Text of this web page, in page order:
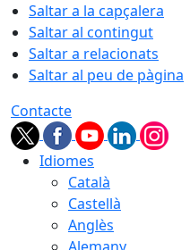
Saltar a la capçalera
Saltar al contingut
Saltar a relacionats
Saltar al peu de pàgina
Contacte
Idiomes
Català
Castellà
Anglès